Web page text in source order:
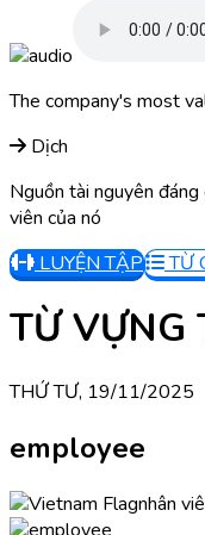
The company's most
Dịch
Nguồn tài nguyên
viên của nó
LUYỆN TẬP
TỪ
TỪ VỰNG
THỨ TƯ, 19/11/2025
employee
nhân